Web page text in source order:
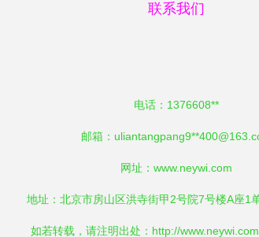
联系我们
电话：1376608**
邮箱：uliantangpang9**
网址： www.neywi.com
地址：北京市房山区洪寺街甲2号院7号楼A座1
如若转载，请注明出处：http://